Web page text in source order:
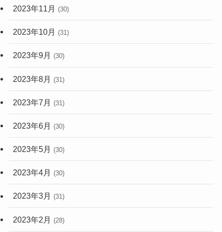
2023年11月 (30)
2023年10月 (31)
2023年9月 (30)
2023年8月 (31)
2023年7月 (31)
2023年6月 (30)
2023年5月 (30)
2023年4月 (30)
2023年3月 (31)
2023年2月 (28)